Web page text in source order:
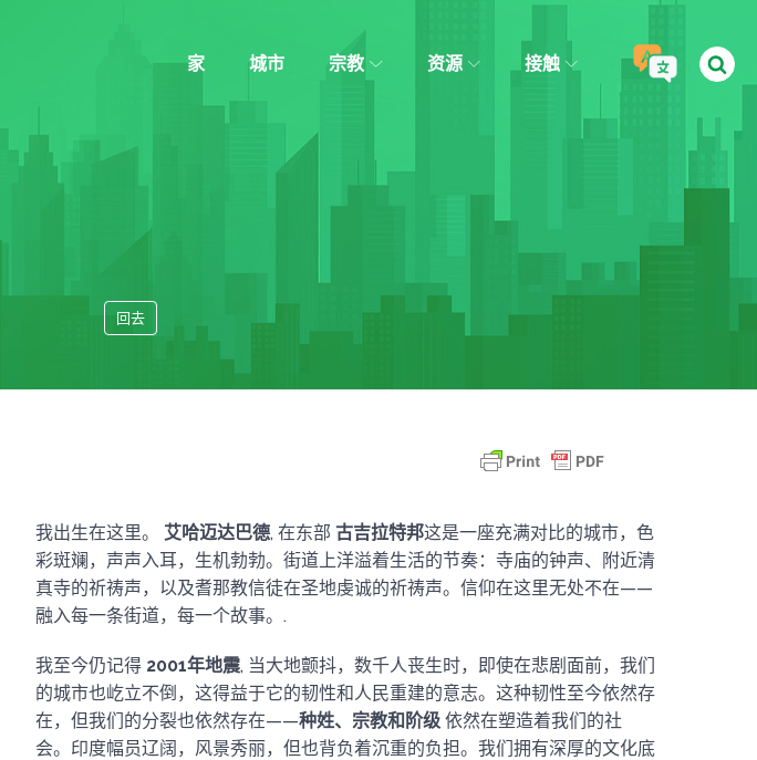
家 城市 宗教 资源 接触
回去
我出生在这里。 艾哈迈达巴德, 在东部 古吉拉特邦这是一座充满对比的城市，色
彩斑斓，声声入耳，生机勃勃。街道上洋溢着生活的节奏：寺庙的钟声、附近清
真寺的祈祷声，以及耆那教信徒在圣地虔诚的祈祷声。信仰在这里无处不在——
融入每一条街道，每一个故事。.
我至今仍记得 2001年地震, 当大地颤抖，数千人丧生时，即使在悲剧面前，我们
的城市也屹立不倒，这得益于它的韧性和人民重建的意志。这种韧性至今依然存
在，但我们的分裂也依然存在——种姓、宗教和阶级 依然在塑造着我们的社
会。印度幅员辽阔，风景秀丽，但也背负着沉重的负担。我们拥有深厚的文化底